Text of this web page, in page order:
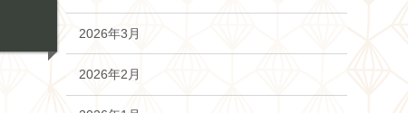
2026年3月
2026年2月